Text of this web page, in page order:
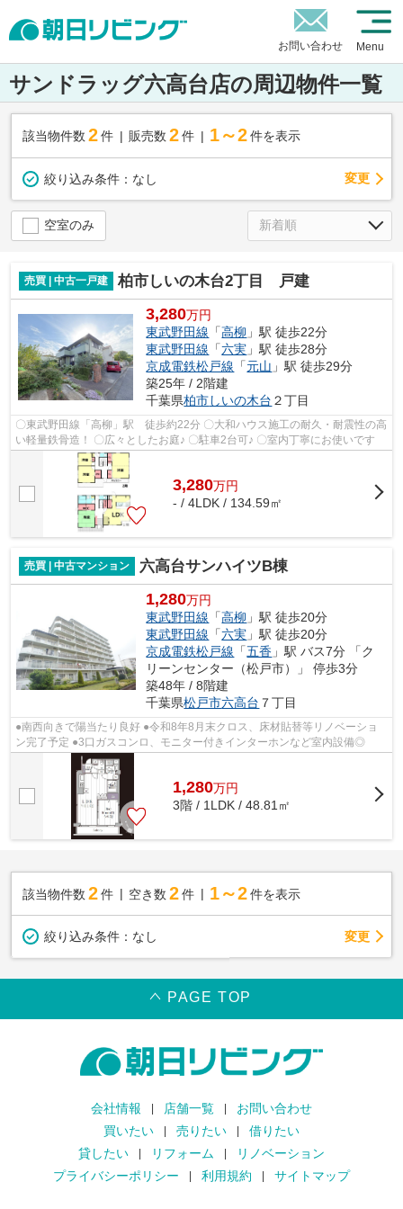
お問い合わせ Menu
サンドラッグ六高台店の周辺物件一覧
該当物件数 2件 販売数 2 件 1～2 件を表示
絞り込み条件： なし 変更
空室のみ
売買 | 中古一戸建 柏市しいの木台2丁目 戸建
3,280万円
東武野田線 「高柳 」駅 徒歩22分
東武野田線 「六実 」駅 徒歩28分
京成電鉄松戸線 「元山 」駅 徒歩29分
築25年 / 2階建
千葉県柏市しいの木台 ２丁目
〇東武野田線「高柳」駅 徒歩約22分 〇大和ハウス施工の耐久・耐震性の高
い軽量鉄骨造！ 〇広々としたお庭♪ 〇駐車2台可♪ 〇室内丁寧にお使いです
3,280万円
- / 4LDK / 134.59㎡
売買 | 中古マンション 六高台サンハイツB棟
1,280万円
東武野田線 「高柳 」駅 徒歩20分
東武野田線 「六実 」駅 徒歩20分
京成電鉄松戸線 「五香 」駅 バス7分 「ク
リーンセンター（松戸市）」 停歩3分
築48年 / 8階建
千葉県松戸市六高台 ７丁目
●南西向きで陽当たり良好 ●令和8年8月末クロス、床材貼替等リノベーショ
ン完了予定 ●3口ガスコンロ、モニター付きインターホンなど室内設備◎
1,280万円
3階 / 1LDK / 48.81㎡
該当物件数 2件 空き数 2 件 1～2 件を表示
絞り込み条件： なし 変更
PAGE TOP
会社情報 店舗一覧
お問い合わせ
買いたい
売りたい
借りたい
貸したい
リフォーム
リノベーション
プライバシーポリシー
利用規約 サイトマップ